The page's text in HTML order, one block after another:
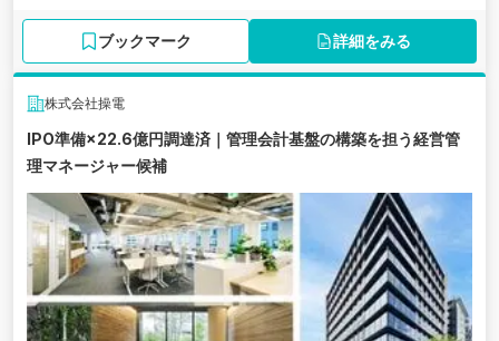
ブックマーク 詳細をみる
株式会社操電
IPO準備×22.6億円調達済｜管理会計基盤の構築を担う経営管
理マネージャー候補